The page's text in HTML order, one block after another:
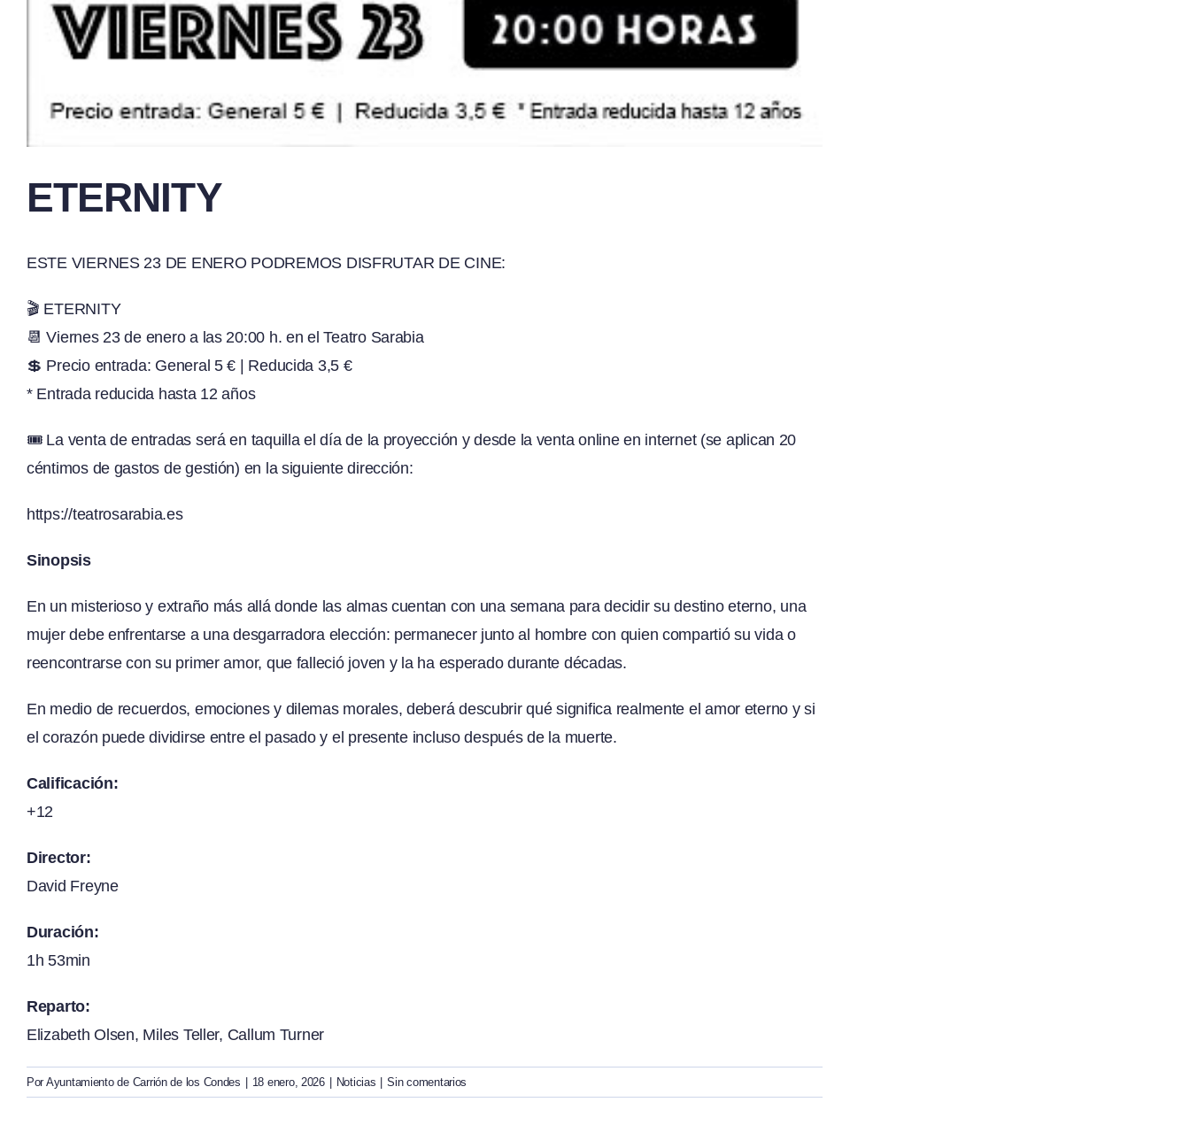
ETERNITY
ESTE VIERNES 23 DE ENERO PODREMOS DISFRUTAR DE CINE:
🎬 ETERNITY
📆 Viernes 23 de enero a las 20:00 h. en el Teatro Sarabia
💲 Precio entrada: General 5 € | Reducida 3,5 €
* Entrada reducida hasta 12 años
🎟️ La venta de entradas será en taquilla el día de la proyección y desde la venta online en internet (se aplican 20
céntimos de gastos de gestión) en la siguiente dirección:
https://teatrosarabia.es
Sinopsis
En un misterioso y extraño más allá donde las almas cuentan con una semana para decidir su destino eterno, una
mujer debe enfrentarse a una desgarradora elección: permanecer junto al hombre con quien compartió su vida o
reencontrarse con su primer amor, que falleció joven y la ha esperado durante décadas.
En medio de recuerdos, emociones y dilemas morales, deberá descubrir qué significa realmente el amor eterno y si
el corazón puede dividirse entre el pasado y el presente incluso después de la muerte.
Calificación:
+12
Director:
David Freyne
Duración:
1h 53min
Reparto:
Elizabeth Olsen, Miles Teller, Callum Turner
Por Ayuntamiento de Carrión de los Condes 18 enero, 2026 Noticias Sin comentarios